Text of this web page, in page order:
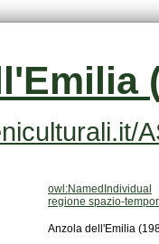
owl:NamedIndividual
regione spazio-
Anzola dell'Emilia